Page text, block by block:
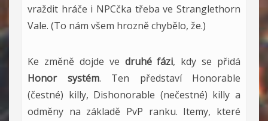
vraždit hráče i NPCčka třeba ve Stranglethorn
Vale. (To nám všem hrozně chybělo, že.)
Ke změně dojde ve druhé fázi, kdy se přidá
Honor systém. Ten představí Honorable
(čestné) killy, Dishonorable (nečestné) killy a
odměny na základě PvP ranku. Itemy, které